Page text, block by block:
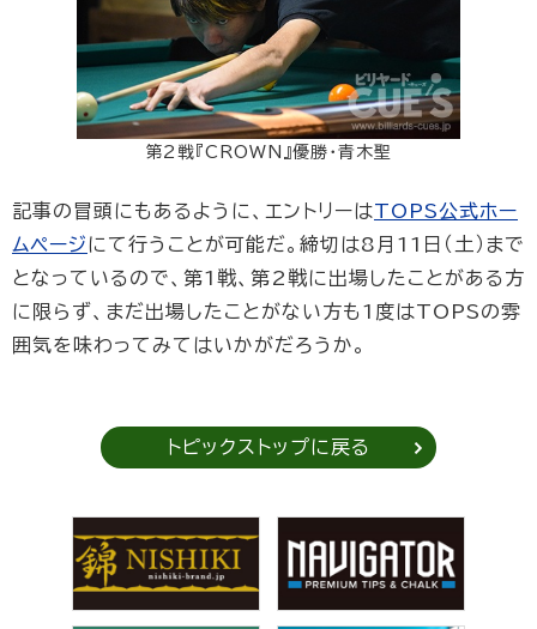
第2戦『CROWN』優勝・青木聖
記事の冒頭にもあるように、エントリーはTOPS公式ホー
ムページにて行うことが可能だ。締切は8月11日（土）まで
となっているので、第1戦、第2戦に出場したことがある方
に限らず、まだ出場したことがない方も1度はTOPSの雰
囲気を味わってみてはいかがだろうか。
トピックストップに戻る